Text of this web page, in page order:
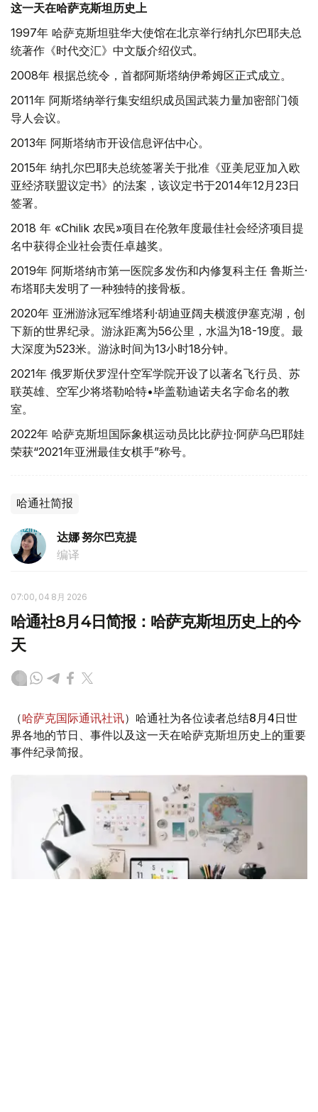
这一天在哈萨克斯坦历史上
1997年 哈萨克斯坦驻华大使馆在北京举行纳扎尔巴耶夫总
统著作《时代交汇》中文版介绍仪式。
2008年 根据总统令，首都阿斯塔纳伊希姆区正式成立。
2011年 阿斯塔纳举行集安组织成员国武装力量加密部门领
导人会议。
2013年 阿斯塔纳市开设信息评估中心。
2015年 纳扎尔巴耶夫总统签署关于批准《亚美尼亚加入欧
亚经济联盟议定书》的法案，该议定书于2014年12月23日
签署。
2018 年 «Chilik 农民»项目在伦敦年度最佳社会经济项目提
名中获得企业社会责任卓越奖。
2019年 阿斯塔纳市第一医院多发伤和内修复科主任 鲁斯兰·
布塔耶夫发明了一种独特的接骨板。
2020年 亚洲游泳冠军维塔利·胡迪亚阔夫横渡伊塞克湖，创
下新的世界纪录。游泳距离为56公里，水温为18-19度。最
大深度为523米。游泳时间为13小时18分钟。
2021年 俄罗斯伏罗涅什空军学院开设了以著名飞行员、苏
联英雄、空军少将塔勒哈特•毕盖勒迪诺夫名字命名的教
室。
2022年 哈萨克斯坦国际象棋运动员比比萨拉·阿萨乌巴耶娃
荣获“2021年亚洲最佳女棋手”称号。
哈通社简报
达娜 努尔巴克提
编译
07:00, 04 8月 2026
哈通社8月4日简报：哈萨克斯坦历史上的今
天
（哈萨克国际通讯社讯）哈通社为各位读者总结8月4日世
界各地的节日、事件以及这一天在哈萨克斯坦历史上的重要
事件纪录简报。